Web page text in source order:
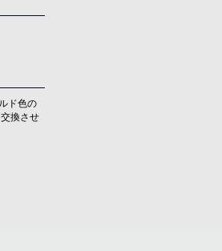
ド色の
換させ